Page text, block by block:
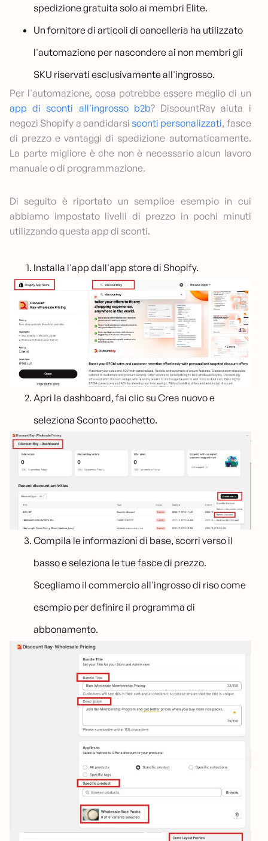
spedizione gratuita solo ai membri Elite.
Un fornitore di articoli di cancelleria ha utilizzato
l'automazione per nascondere ai non membri gli
SKU riservati esclusivamente all'ingrosso.
Per l'automazione, cosa potrebbe essere meglio di un
app di sconti all'ingrosso b2b? DiscountRay aiuta i
negozi Shopify a candidarsisconti personalizzati, fasce
di prezzo e vantaggi di spedizione automaticamente.
La parte migliore è che non è necessario alcun lavoro
manuale o di programmazione.
Di seguito è riportato un semplice esempio in cui
abbiamo impostato livelli di prezzo in pochi minuti
utilizzando questa app di sconti.
Installa l'app dall'app store di Shopify.
Apri la dashboard, fai clic su Crea nuovo e
seleziona Sconto pacchetto.
Compila le informazioni di base, scorri verso il
basso e seleziona le tue fasce di prezzo.
Scegliamo il commercio all'ingrosso di riso come
esempio per definire il programma di
abbonamento.